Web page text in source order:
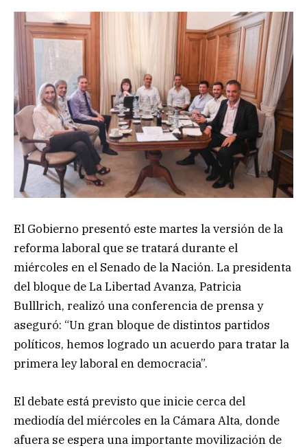
El Gobierno presentó este martes la versión de la
reforma laboral que se tratará durante el
miércoles en el Senado de la Nación. La presidenta
del bloque de La Libertad Avanza, Patricia
Bulllrich, realizó una conferencia de prensa y
aseguró: “Un gran bloque de distintos partidos
políticos, hemos logrado un acuerdo para tratar la
primera ley laboral en democracia”.
El debate está previsto que inicie cerca del
mediodía del miércoles en la Cámara Alta, donde
afuera se espera una importante movilización de